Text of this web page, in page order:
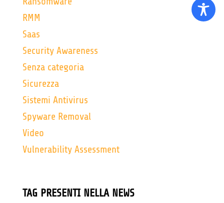
RMM
Saas
Security Awareness
Senza categoria
Sicurezza
Sistemi Antivirus
Spyware Removal
Video
Vulnerability Assessment
TAG PRESENTI NELLA NEWS